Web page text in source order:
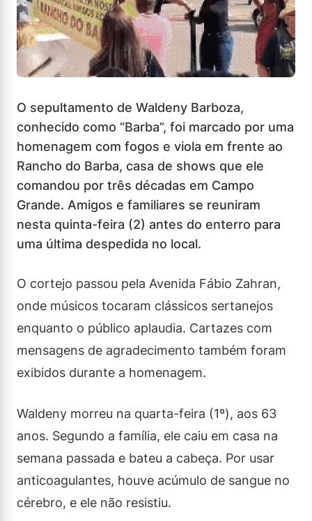
O sepultamento de Waldeny Barboza,
conhecido como “Barba”, foi marcado por uma
homenagem com fogos e viola em frente ao
Rancho do Barba, casa de shows que ele
comandou por três décadas em Campo
Grande. Amigos e familiares se reuniram
nesta quinta-feira (2) antes do enterro para
uma última despedida no local.
O cortejo passou pela Avenida Fábio Zahran,
onde músicos tocaram clássicos sertanejos
enquanto o público aplaudia. Cartazes com
mensagens de agradecimento também foram
exibidos durante a homenagem.
Waldeny morreu na quarta-feira (1º), aos 63
anos. Segundo a família, ele caiu em casa na
semana passada e bateu a cabeça. Por usar
anticoagulantes, houve acúmulo de sangue no
cérebro, e ele não resistiu.